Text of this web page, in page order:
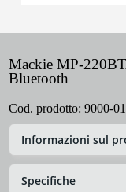
Mackie MP-
Bluetooth
Cod. prodotto: 9000-
Informazioni sul
Specifiche